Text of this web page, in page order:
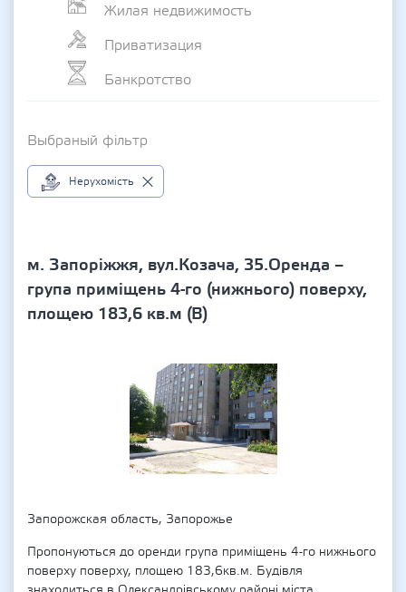
Жилая недвижимость
Приватизация
Банкротство
Выбраный фільтр
Нерухомість
м. Запоріжжя, вул.Козача, 35.Оренда –
група приміщень 4-го (нижнього) поверху,
площею 183,6 кв.м (В)
Запорожская область, Запорожье
Пропонуються до оренди група приміщень 4-го нижнього
поверху поверху, площею 183,6кв.м. Будівля